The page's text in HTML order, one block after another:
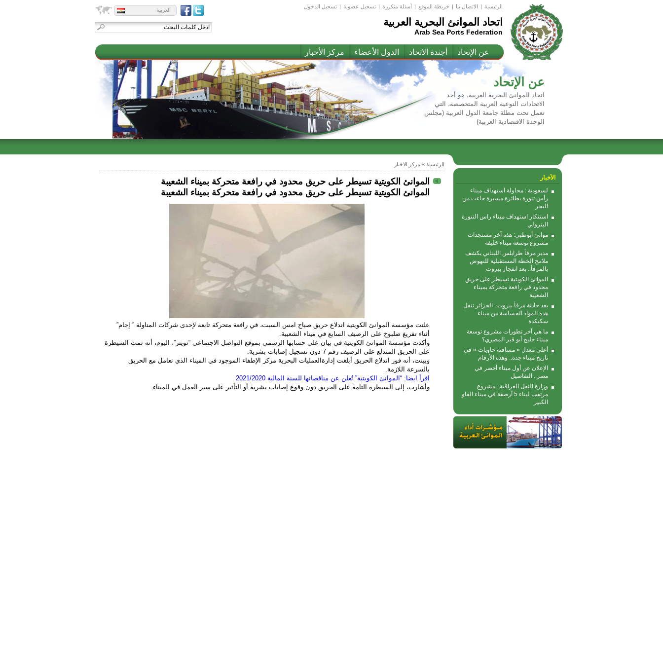
الرئيسية | اﻻتصال بنا | خريطة الموقع | أسئلة متكررة | تسجيل عضوبة | تسجيل الدخول
اتحاد الموانئ البحرية العربية
Arab Sea Ports Federation
العربية
عن الإتحاد أجندة الاتحاد الدول الأعضاء مركز الأخبار
عن الإتحاد
اتحاد الموانئ البحرية العربية، هو أحد
الاتحادات النوعية العربية المتخصصة، التي
تعمل تحت مظلة جامعة الدول العربية (مجلس
الوحدة الاقتصادية العربية)
الأخبار
لسعودية : محاولة استهداف ميناء
رأس تنورة بطائرة مسيرة جاءت من
البحر
استنكار استهداف ميناء راس التنورة
البترولي
موانئ أبوظبي: هذه آخر مستجدات
مشروع توسعة ميناء خليفة
مدير مرفأ طرابلس اللبناني يكشف
ملامح الخطة المستقبلية للنهوض
بالمرفأ.. بعد انفجار بيروت
الموانئ الكويتية تسيطر على حريق
محدود في رافعة متحركة بمیناء
الشعیبة
بعد حادثة مرفأ بيروت.. الجزائر تنقل
هذه المواد الحساسة من ميناء
سكيكدة
ما هي آخر تطورات مشروع توسعة
ميناء خليج أبو قير المصري؟
أعلى معدل « مسافنة حاويات » في
تاريخ ميناء جدة.. وهذه الأرقام
الإعلان عن أول ميناء أخضر في
مصر.. التفاصيل
وزارة النقل العراقية : مشروع
مرتقب لبناء 5 أرصفة في ميناء الفاو
الكبير
الرئيسية » مركز الاخبار
الموانئ الكويتية تسيطر على حريق محدود في رافعة متحركة بمیناء الشعیبة
الموانئ الكويتية تسيطر على حريق محدود في رافعة متحركة بمیناء الشعیبة
علنت مؤسسة الموانئ الكویتیة اندلاع حریق صباح امس السبت، في رافعة متحركة تابعة لإحدى شركات المناولة ” إجام”
أثناء تفریغ صلبوخ على الرصیف السابع في میناء الشعیبة.
وأكدت مؤسسة الموانئ الكویتیة في بيان على حسابها الرسمي بموقع التواصل الاجتماعي “تويتر”، اليوم، أنه تمت السیطرة
علی الحريق المندلع على الرصيف رقم 7 دون تسجیل إصابات بشریة.
وبينت، أنه فور اندلاع الحریق أبلغت إدارةالعملیات البحریة مركز الإطفاء الموجود في المیناء الذي تعامل مع الحریق
بالسرعة اللازمة.
اقرأ ايضا: “الموانئ الكويتية” تُعلن عن مناقصاتها للسنة المالية 2021/2020
وأشارت، إلى السیطرة التامة على الحریق دون وقوع إصابات بشریة أو التأثیر على سیر العمل في المیناء.